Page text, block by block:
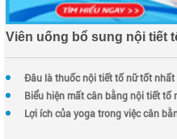
Viên uống bổ sung nội tiết
Đâu là thuốc nội tiết tố nữ tốt nhất
Biểu hiện mất cân bằng nội tiết tố
Lợi ích của yoga trong việc cân